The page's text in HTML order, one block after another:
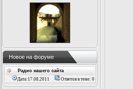
Новое на форуме
Радио нашего сайта
Дата:17.08.2011
Ответов в теме: 0